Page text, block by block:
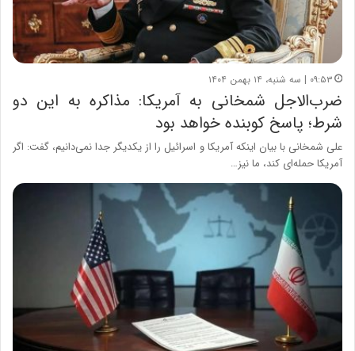
۰۹:۵۳ | سه شنبه، ۱۴ بهمن ۱۴۰۴
ضرب‌الاجل شمخانی به آمریکا: مذاکره به این دو
شرط؛ پاسخ کوبنده خواهد بود
علی شمخانی با بیان اینکه آمریکا و اسرائیل را از یکدیگر جدا نمی‌دانیم، گفت: اگر
آمریکا حمله‌ای کند، ما نیز…